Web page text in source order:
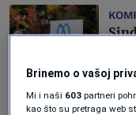
Brinemo o vašoj
Mi i naši 603 partneri
kao što su pretraga web